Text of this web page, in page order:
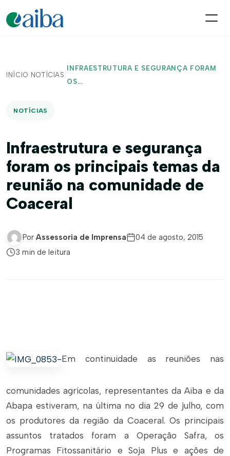
INÍCIO/ NOTÍCIAS /
INFRAESTRUTURA E SEGURANÇA FORAM
OS...
NOTÍCIAS
Infraestrutura e segurança
foram os principais temas da
reunião na comunidade de
Coaceral
Por Assessoria de Imprensa
04 de agosto, 2015
3 min de leitura
Em continuidade as reuniões nas
comunidades agrícolas, representantes da Aiba e da
Abapa estiveram, na última no dia 29 de julho, com
os produtores da região da Coaceral. Os principais
assuntos tratados foram a Operação Safra, os
Programas Fitossanitário e Soja Plus e ações de